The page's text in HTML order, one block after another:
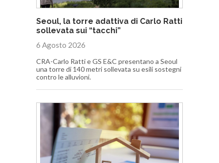
Seoul, la torre adattiva di Carlo Ratti
sollevata sui “tacchi”
6 Agosto 2026
CRA-Carlo Ratti e GS E&C presentano a Seoul
una torre di 140 metri sollevata su esili sostegni
contro le alluvioni.